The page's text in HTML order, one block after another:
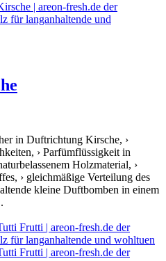
in Duftrichtung Kirsche, ›
› Parfümflüssigkeit in
Holzmaterial, ›
› gleichmäßige Verteilung des
kleine Duftbomben in einem